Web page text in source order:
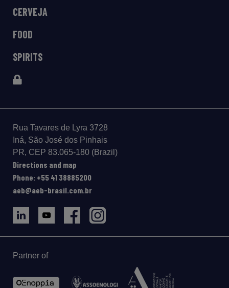
CERVEJA
FOOD
SPIRITS
Rua Tavares de Lyra 3728
Iná, São José dos Pinhais
PR, CEP 83.065-180 (Brazil)
Directions and map
Phone: +55 41 38885200
aeb@aeb-brasil.com.br
Partner of